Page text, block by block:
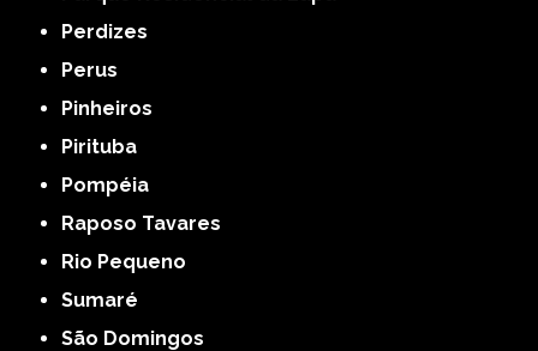
Perdizes
Perus
Pinheiros
Pirituba
Pompéia
Raposo Tavares
Rio Pequeno
Sumaré
São Domingos